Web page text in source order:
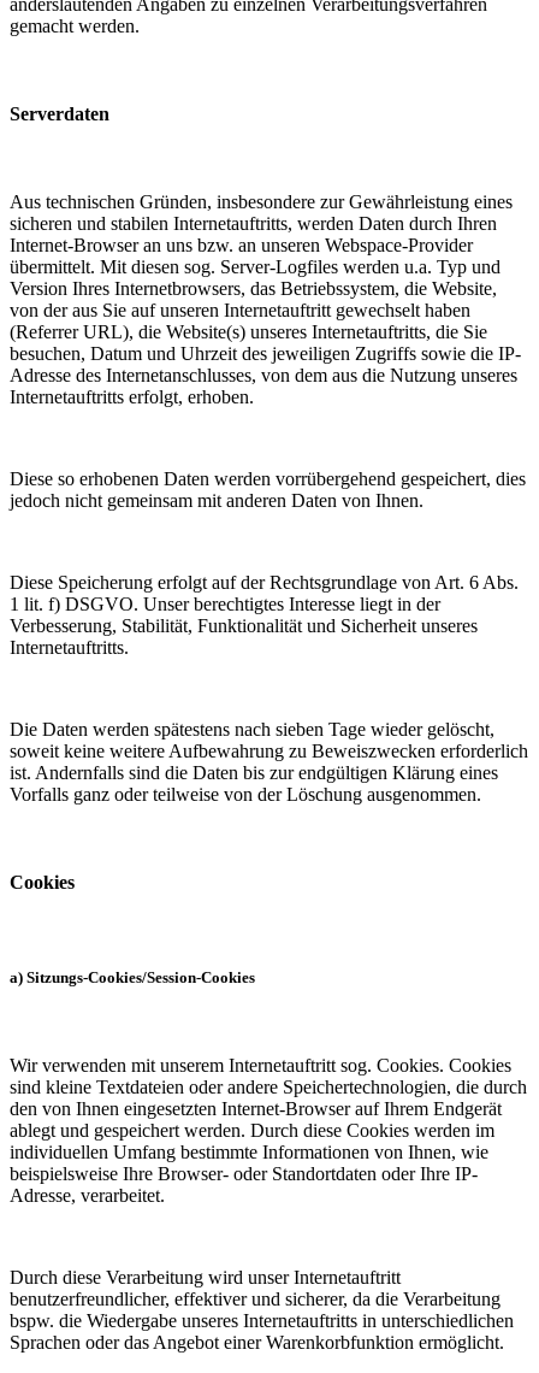
gemacht werden.
Serverdaten
Aus technischen Gründen, insbesondere zur Gewährleistung eines
sicheren und stabilen Internetauftritts, werden Daten durch Ihren
Internet-Browser an uns bzw. an unseren Webspace-Provider
übermittelt. Mit diesen sog. Server-Logfiles werden u.a. Typ und
Version Ihres Internetbrowsers, das Betriebssystem, die Website,
von der aus Sie auf unseren Internetauftritt gewechselt haben
(Referrer URL), die Website(s) unseres Internetauftritts, die Sie
besuchen, Datum und Uhrzeit des jeweiligen Zugriffs sowie die IP-
Adresse des Internetanschlusses, von dem aus die Nutzung unseres
Internetauftritts erfolgt, erhoben.
Diese so erhobenen Daten werden vorrübergehend gespeichert, dies
jedoch nicht gemeinsam mit anderen Daten von Ihnen.
Diese Speicherung erfolgt auf der Rechtsgrundlage von Art. 6 Abs.
1 lit. f) DSGVO. Unser berechtigtes Interesse liegt in der
Verbesserung, Stabilität, Funktionalität und Sicherheit unseres
Internetauftritts.
Die Daten werden spätestens nach sieben Tage wieder gelöscht,
soweit keine weitere Aufbewahrung zu Beweiszwecken erforderlich
ist. Andernfalls sind die Daten bis zur endgültigen Klärung eines
Vorfalls ganz oder teilweise von der Löschung ausgenommen.
Cookies
a) Sitzungs-Cookies/Session-Cookies
Wir verwenden mit unserem Internetauftritt sog. Cookies. Cookies
sind kleine Textdateien oder andere Speichertechnologien, die durch
den von Ihnen eingesetzten Internet-Browser auf Ihrem Endgerät
ablegt und gespeichert werden. Durch diese Cookies werden im
individuellen Umfang bestimmte Informationen von Ihnen, wie
beispielsweise Ihre Browser- oder Standortdaten oder Ihre IP-
Adresse, verarbeitet.
Durch diese Verarbeitung wird unser Internetauftritt
benutzerfreundlicher, effektiver und sicherer, da die Verarbeitung
bspw. die Wiedergabe unseres Internetauftritts in unterschiedlichen
Sprachen oder das Angebot einer Warenkorbfunktion ermöglicht.